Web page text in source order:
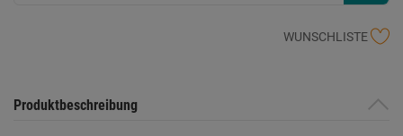
WUNSCHLISTE
Produktbeschreibung